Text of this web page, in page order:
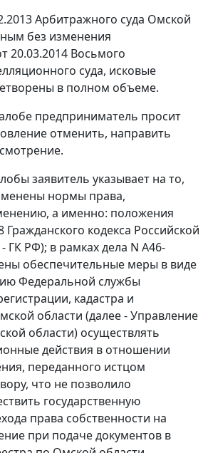
Арбитражного суда Омской
без изменения
20.03.2014 Восьмого
суда, исковые
в полном объеме.
предприниматель просит
отменить, направить
заявитель указывает на то,
нормы права,
а именно: положения
Гражданского кодекса Российской
ГК РФ); в рамках дела N А46-
обеспечительные меры в виде
Федеральной службы
кадастра и
области (далее - Управление
области) осуществлять
действия в отношении
переданного истцом
что не позволило
государственную
права собственности на
при подаче документов в